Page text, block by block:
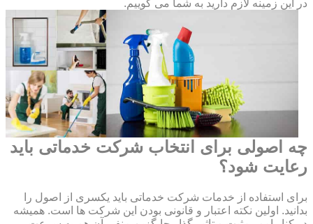
در این زمینه لازم دارید به شما می گوییم.
چه اصولی برای انتخاب شرکت خدماتی باید
رعایت شود؟
برای استفاده از خدمات شرکت خدماتی باید یکسری از اصول را
بدانید. اولین نکته اعتبار و قانونی بودن این شرکت ها است. همیشه